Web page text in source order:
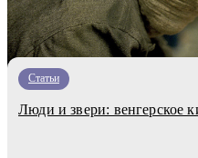
Статьи
Люди и звери: венгерское